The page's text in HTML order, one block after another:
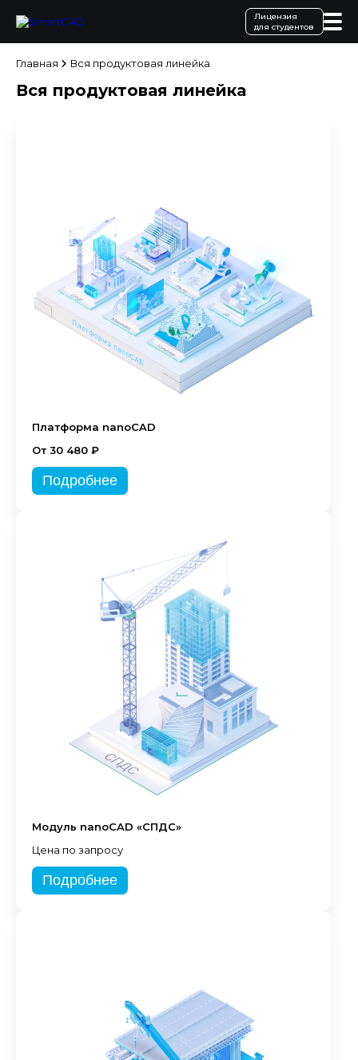
Лицензия
для студентов
Главная Вся продуктовая линейка
Вся продуктовая линейка
Платформа nanoCAD
От 30 480 ₽
Подробнее
Модуль nanoCAD «СПДС»
Цена по запросу
Подробнее